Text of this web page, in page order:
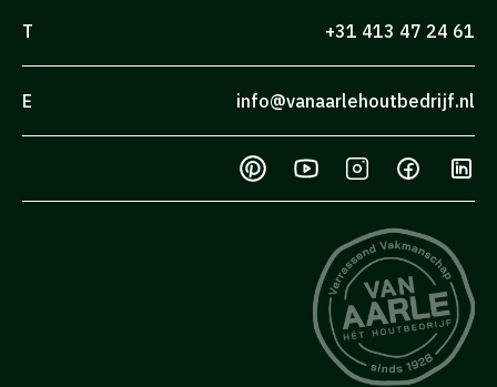
T +31 413 47 24 61
E info@vanaarlehoutbedrijf.nl